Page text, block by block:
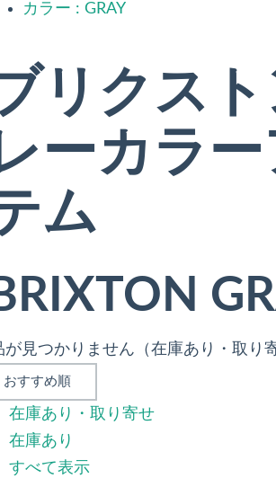
カラー : GRAY
リクス
ーカラー
ム
が見つかりません（在庫あり・取り
在庫あり・取り寄せ
在庫あり
すべて表示